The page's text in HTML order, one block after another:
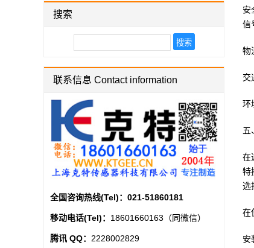
安
信
物
交
环
五
在
特
选
在
安
搜索
联系信息 Contact information
全国咨询热线(Tel)： 021-51860181
移动电话(Tel)： 18601660163（同微信）
腾讯 QQ： 2228002829